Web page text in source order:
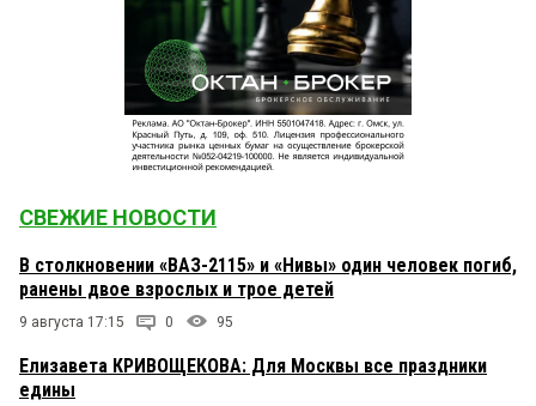
СВЕЖИЕ НОВОСТИ
В столкновении «ВАЗ-2115» и «Нивы» один человек погиб,
ранены двое взрослых и трое детей
9 августа 17:15 0 95
Елизавета КРИВОЩЕКОВА: Для Москвы все праздники
едины